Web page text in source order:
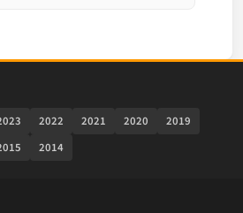
2022 2021 2020
2019
2014